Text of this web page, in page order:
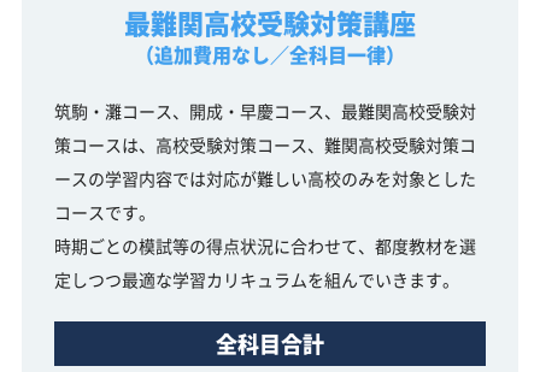
最難関高校受験対策講座
（追加費用なし／全科目一律）
筑駒・灘コース、開成・早慶コース、最難関高校受験対
策コースは、高校受験対策コース、難関高校受験対策コ
ースの学習内容では対応が難しい高校のみを対象とした
コースです。
時期ごとの模試等の得点状況に合わせて、都度教材を選
定しつつ最適な学習カリキュラムを組んでいきます。
全科目合計